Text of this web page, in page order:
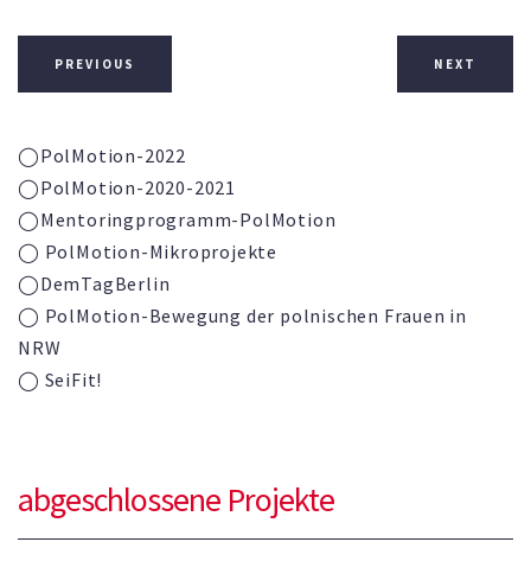
PREVIOUS NEXT
◯PolMotion-2022
◯PolMotion-2020-2021
◯Mentoringprogramm-PolMotion
◯ PolMotion-Mikroprojekte
◯DemTagBerlin
◯ PolMotion-Bewegung der polnischen Frauen in
NRW
◯ SeiFit!
abgeschlossene Projekte